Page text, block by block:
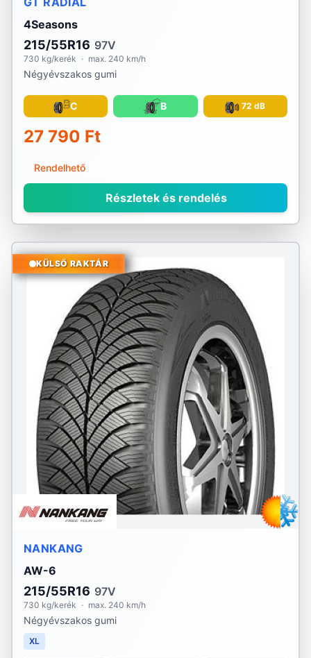
4Seasons
215/55R16 97V
730 kg/kerék · max. 240 km/h
Négyévszakos gumi
C B 72 dB
27 790 Ft
Rendelhető
Részletek és rendelés
KÜLSŐ RAKTÁR
NANKANG
AW-6
215/55R16 97V
730 kg/kerék · max. 240 km/h
Négyévszakos gumi
XL